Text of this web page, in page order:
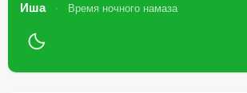
Иша Время ночного намаза